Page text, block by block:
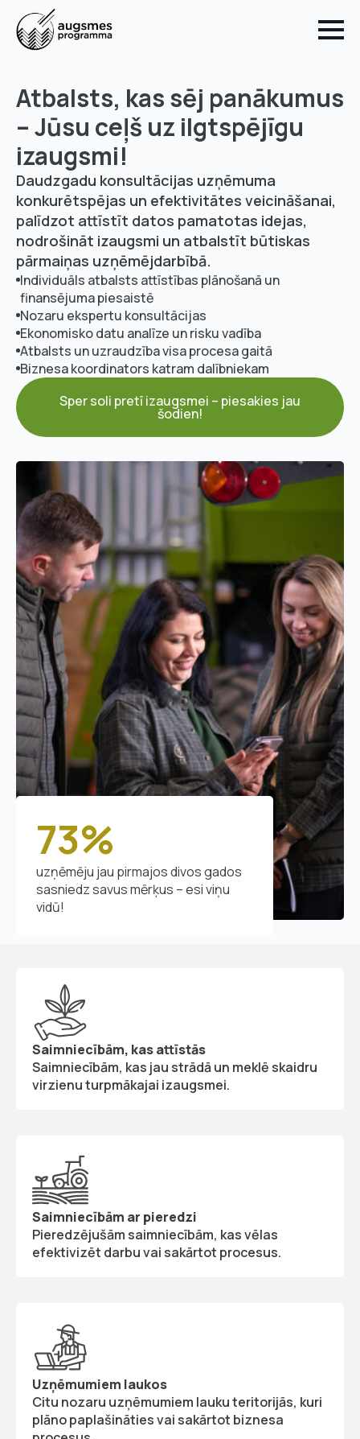
Atbalsts, kas sēj panākumus
– Jūsu ceļš uz ilgtspējīgu
izaugsmi!
Daudzgadu konsultācijas uzņēmuma
konkurētspējas un efektivitātes veicināšanai,
palīdzot attīstīt datos pamatotas idejas,
nodrošināt izaugsmi un atbalstīt būtiskas
pārmaiņas uzņēmējdarbībā.
Individuāls atbalsts attīstības plānošanā un
finansējuma piesaistē
Nozaru ekspertu konsultācijas
Ekonomisko datu analīze un risku vadība
Atbalsts un uzraudzība visa procesa gaitā
Biznesa koordinators katram dalībniekam
Sper soli pretī izaugsmei – piesakies jau
šodien!
73%
uzņēmēju jau pirmajos divos gados
sasniedz savus mērķus – esi viņu
vidū!
Saimniecībām, kas attīstās
Saimniecībām, kas jau strādā un meklē skaidru
virzienu turpmākajai izaugsmei.
Saimniecībām ar pieredzi
Pieredzējušām saimniecībām, kas vēlas
efektivizēt darbu vai sakārtot procesus.
Uzņēmumiem laukos
Citu nozaru uzņēmumiem lauku teritorijās, kuri
plāno paplašināties vai sakārtot biznesa